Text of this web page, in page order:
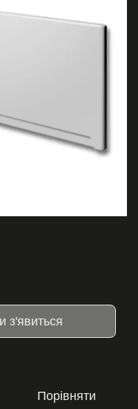
з'явиться
Порівняти